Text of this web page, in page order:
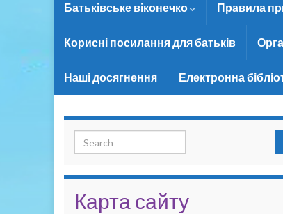
Батьківське віконечко Правила
Корисні посилання для батьків
Наші досягнення Електронна
Search for:
Карта сайту